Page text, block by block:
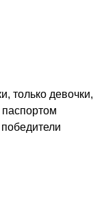
только девочки,